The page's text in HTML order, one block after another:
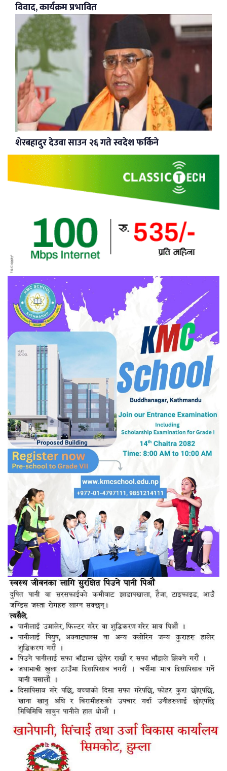
विवाद, कार्यक्रम प्रभावित
शेरबहादुर देउवा साउन २६ गते स्वदेश फर्किने